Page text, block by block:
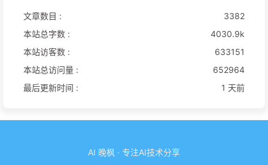
文章数目 :
3382
本站总字数 :
4030.9k
本站访客数 :
633151
本站总访问量 :
652964
最后更新时间 :
1 天前
AI 晚枫 · 专注AI技术分享